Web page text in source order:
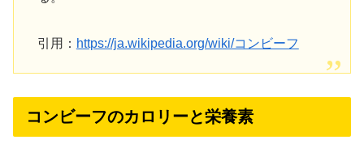
引用： https://ja.wikipedia.org/wiki/コンビーフ
コンビーフのカロリーと栄養素